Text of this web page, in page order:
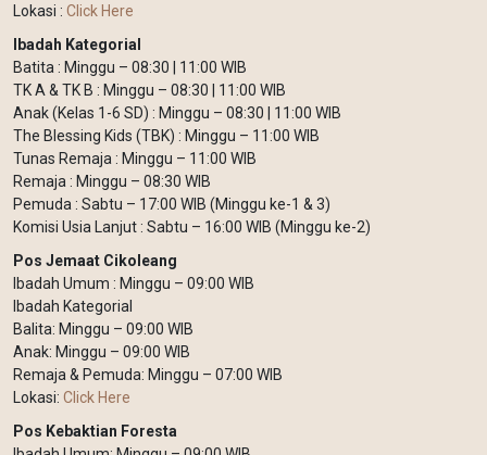
Lokasi : Click Here
Ibadah Kategorial
Batita : Minggu – 08:30 | 11:00 WIB
TK A & TK B : Minggu – 08:30 | 11:00 WIB
Anak (Kelas 1-6 SD) : Minggu – 08:30 | 11:00 WIB
The Blessing Kids (TBK) : Minggu – 11:00 WIB
Tunas Remaja : Minggu – 11:00 WIB
Remaja : Minggu – 08:30 WIB
Pemuda : Sabtu – 17:00 WIB (Minggu ke-1 & 3)
Komisi Usia Lanjut : Sabtu – 16:00 WIB (Minggu ke-2)
Pos Jemaat Cikoleang
Ibadah Umum : Minggu – 09:00 WIB
Ibadah Kategorial
Balita: Minggu – 09:00 WIB
Anak: Minggu – 09:00 WIB
Remaja & Pemuda: Minggu – 07:00 WIB
Lokasi: Click Here
Pos Kebaktian Foresta